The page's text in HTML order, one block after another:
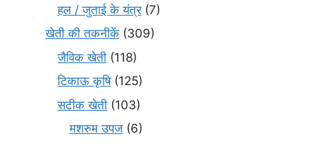
हल / जुताई के यंत्र(7)
खेती की तकनीकें (309)
जैविक खेती (118)
टिकाऊ कृषि(125)
सटीक खेती (103)
मशरुम उपज (6)